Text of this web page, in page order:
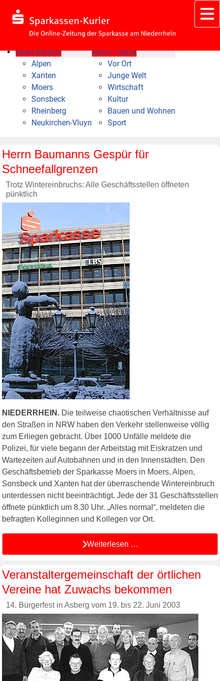
Nach Bereich
Alpen
Xanten
Moers
Sonsbeck
Rheinberg
Neukirchen-Vluyn
Nach Thema
Vor Ort
Junge Welt
Wirtschaft
Kultur
Bauen und Wohnen
Sport
Herrn Baumanns Gespür für
Schneefallgrenzen
Trotz Wintereinbruchs: Alle Geschäftsstellen öffneten
pünktlich
NIEDERRHEIN. Die teilweise chaotischen Verhältnisse auf
den Straßen in NRW haben den Verkehr stellenweise völlig
zum Erliegen gebracht. Über 1000 Unfälle meldete die
Polizei, für viele begann der Arbeitstag mit Eiskratzen und
Wartezeiten auf Autobahnen und in den Innenstädten. Den
Geschäftsbetrieb der Sparkasse Moers in Moers, Alpen,
Sonsbeck und Xanten hat der überraschende Wintereinbruch
unterdessen nicht beeinträchtigt. Jede der 31 Geschäftsstellen
öffnete pünktlich um 8.30 Uhr. „Alles normal“, meldeten die
befragten Kolleginnen und Kollegen vor Ort.
Weiterlesen …
Veranstaltergemeinschaft der örtlichen
Vereine hat Zuwachs bekommen
14. Bürgerfest in Asberg vom 19. bis 22. Juni 2003